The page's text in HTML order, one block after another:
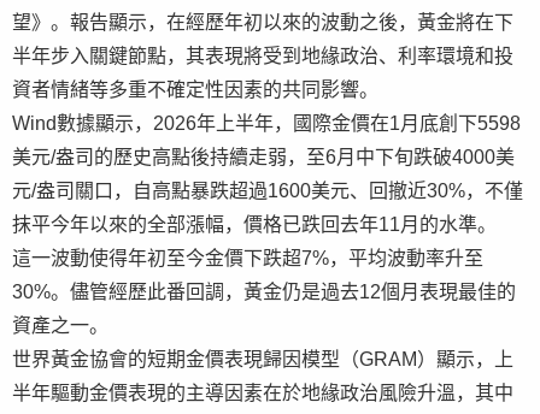
望》。報告顯示，在經歷年初以來的波動之後，黃金將在下
半年步入關鍵節點，其表現將受到地緣政治、利率環境和投
資者情緒等多重不確定性因素的共同影響。
Wind數據顯示，2026年上半年，國際金價在1月底創下5598
美元/盎司的歷史高點後持續走弱，至6月中下旬跌破4000美
元/盎司關口，自高點暴跌超過1600美元、回撤近30%，不僅
抹平今年以來的全部漲幅，價格已跌回去年11月的水準。
這一波動使得年初至今金價下跌超7%，平均波動率升至
30%。儘管經歷此番回調，黃金仍是過去12個月表現最佳的
資產之一。
世界黃金協會的短期金價表現歸因模型（GRAM）顯示，上
半年驅動金價表現的主導因素在於地緣政治風險升溫，其中